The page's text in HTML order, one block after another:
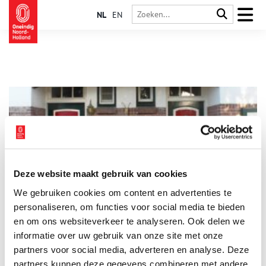
Deze website maakt gebruik van cookies
We gebruiken cookies om content en advertenties te
personaliseren, om functies voor social media te bieden
en om ons websiteverkeer te analyseren. Ook delen we
informatie over uw gebruik van onze site met onze
partners voor social media, adverteren en analyse. Deze
partners kunnen deze gegevens combineren met andere
NL EN
De opkomende industrialisatie in Hilversum eind negentiende
eeuw bracht grote veranderingen. Het eens zo kleine dorp op
de hei onderging een metamorfose. Hilversum werd een
middelgrote provinciale stad. De nieuwe huurwoningen
moesten voldoen aan strenge eisen. De
woningbouwvereniging ‘Arbeidersbouwvereniging Hilversum’
ontwikkelde huizen in de toen nog jonge Bloemenbuurt. De